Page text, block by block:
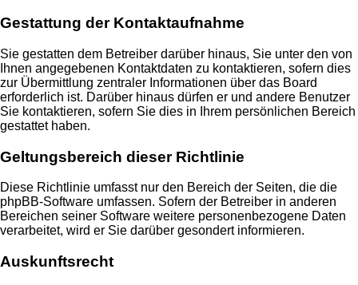
Gestattung der Kontaktaufnahme
Sie gestatten dem Betreiber darüber hinaus, Sie unter den von
Ihnen angegebenen Kontaktdaten zu kontaktieren, sofern dies
zur Übermittlung zentraler Informationen über das Board
erforderlich ist. Darüber hinaus dürfen er und andere Benutzer
Sie kontaktieren, sofern Sie dies in Ihrem persönlichen Bereich
gestattet haben.
Geltungsbereich dieser Richtlinie
Diese Richtlinie umfasst nur den Bereich der Seiten, die die
phpBB-Software umfassen. Sofern der Betreiber in anderen
Bereichen seiner Software weitere personenbezogene Daten
verarbeitet, wird er Sie darüber gesondert informieren.
Auskunftsrecht